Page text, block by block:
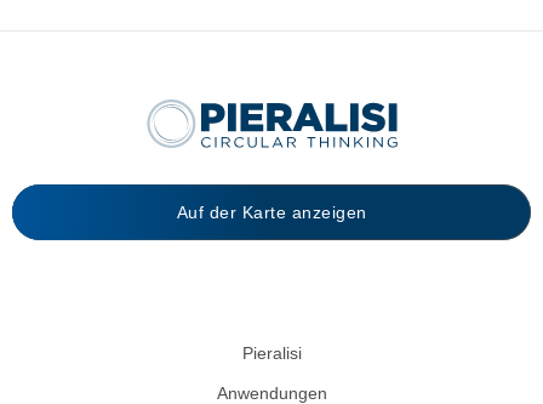
Auf der Karte anzeigen
Pieralisi
Anwendungen